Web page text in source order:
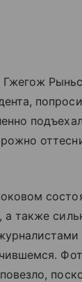
Гжегож
подъехал
а также